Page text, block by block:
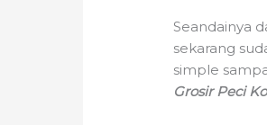
Seandainya
sekarang
simple
Grosir Peci